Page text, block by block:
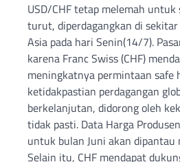
USD/CHF tetap melemah
turut, diperdagangkan di
Asia pada hari Senin(14/7).
karena Franc Swiss (CHF)
meningkatnya permintaan safe
ketidakpastian perdagangan
berkelanjutan, didorong oleh
tidak pasti. Data Harga
untuk bulan Juni akan dipantau
Selain itu, CHF mendapat